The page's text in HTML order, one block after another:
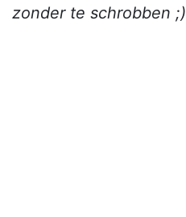
zonder te schrobben ;)